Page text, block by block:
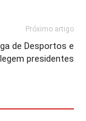
Próximo artigo
de Desportos e
presidentes